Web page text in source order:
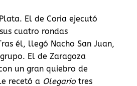
El de Coria ejecutó
cuatro rondas
él, llegó Nacho San Juan,
El de Zaragoza
un gran quiebro de
recetó a Olegariotres